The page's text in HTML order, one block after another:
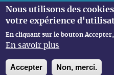
ACCUEIL
Nous utilisons des
votre expérience
En cliquant sur le bouton
En savoir plus
Accepter Non, merci.